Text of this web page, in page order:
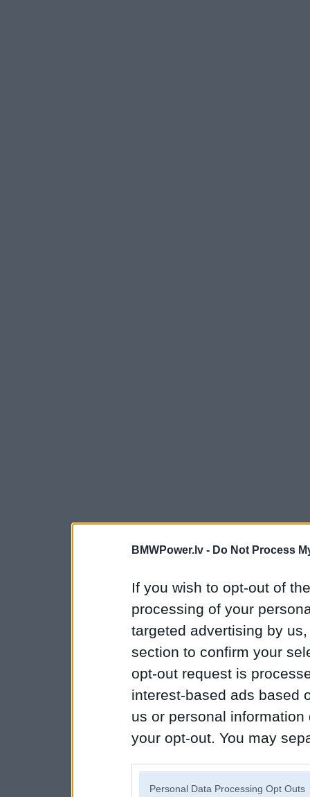
BMWPower.lv - Do Not Process
If you wish to opt-out of
processing of your
targeted advertising by
section to confirm your
opt-out request is
interest-based ads based
us or personal
your opt-out. You may
Personal Data Processing Opt Outs